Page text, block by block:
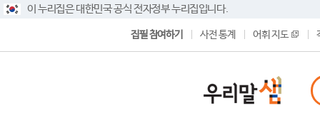
이 누리집은 대한민국 공식 전자정부 누리집입니다.
집필 참여하기 사전 통계 어휘 지도